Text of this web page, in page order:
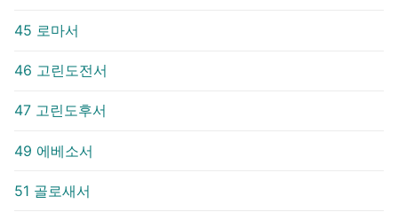
45 로마서
46 고린도전서
47 고린도후서
49 에베소서
51 골로새서